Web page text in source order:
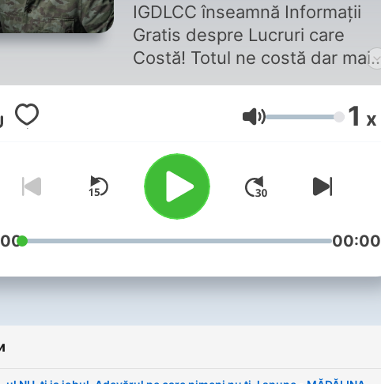
IGDLCC înseamnă Informații
Gratis despre Lucruri care
Costă! Totul ne costă dar mai
ales timpul așa că am făcut
această serie pentru a mă
informa și educa alături de
invitați din domeniile mele de
interes. Te invit alături de mine
în această călătorie. Mi-am
propus să mă facă mai informat
și mai adaptat la schimbările
pentru tine.
Гучність 1 x
00:00